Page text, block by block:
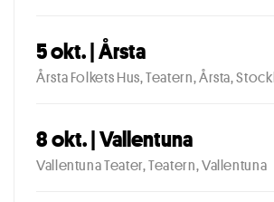
5 okt. | Årsta
Årsta Folkets Hus, Teatern, Årsta,
8 okt. | Vallentuna
Vallentuna Teater, Teatern, Vallentuna